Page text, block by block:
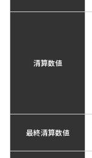
清算数値
最終清算数値